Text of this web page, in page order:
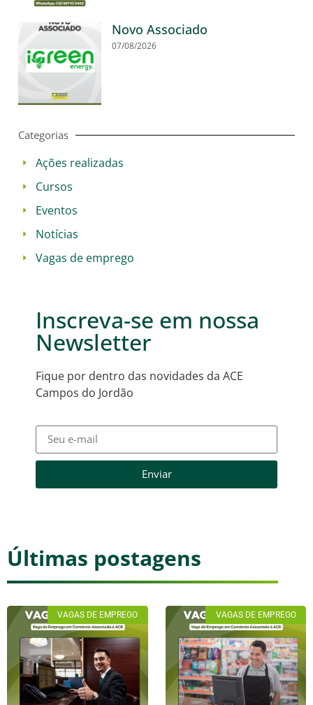
Novo Associado
07/08/2026
Categorias
Ações realizadas
Cursos
Eventos
Notícias
Vagas de emprego
Inscreva-se em nossa
Newsletter
Fique por dentro das novidades da ACE
Campos do Jordão
Enviar
Últimas postagens
VAGAS DE EMPREGO VAGAS DE EMPREGO